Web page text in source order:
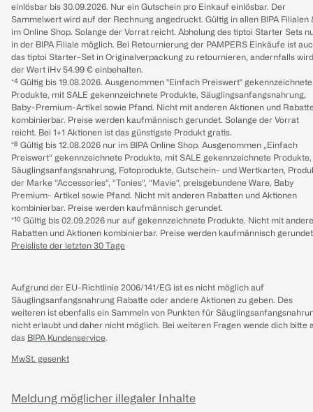
einlösbar bis 30.09.2026. Nur ein Gutschein pro Einkauf einlösbar. Der
Sammelwert wird auf der Rechnung angedruckt. Gültig in allen BIPA Filialen
im Online Shop. Solange der Vorrat reicht. Abholung des tiptoi Starter Sets
in der BIPA Filiale möglich. Bei Retournierung der PAMPERS Einkäufe ist
das tiptoi Starter-Set in Originalverpackung zu retournieren, andernfalls wird
der Wert iHv 54.99 € einbehalten.
*⁴ Gültig bis 19.08.2026. Ausgenommen "Einfach Preiswert" gekennzeichnete
Produkte, mit SALE gekennzeichnete Produkte, Säuglingsanfangsnahrung,
Baby-Premium-Artikel sowie Pfand. Nicht mit anderen Aktionen und
kombinierbar. Preise werden kaufmännisch gerundet. Solange der Vorrat
reicht. Bei 1+1 Aktionen ist das günstigste Produkt gratis.
*⁸ Gültig bis 12.08.2026 nur im BIPA Online Shop. Ausgenommen „Einfach
Preiswert“ gekennzeichnete Produkte, mit SALE gekennzeichnete Produkte,
Säuglingsanfangsnahrung, Fotoprodukte, Gutschein- und Wertkarten,
der Marke “Accessories“, “Tonies“, “Mavie“, preisgebundene Ware, Baby
Premium- Artikel sowie Pfand. Nicht mit anderen Rabatten und Aktionen
kombinierbar. Preise werden kaufmännisch gerundet.
*¹⁰ Gültig bis 02.09.2026 nur auf gekennzeichnete Produkte. Nicht mit
Rabatten und Aktionen kombinierbar. Preise werden kaufmännisch
Preisliste der letzten 30 Tage
Aufgrund der EU-Richtlinie 2006/141/EG ist es nicht möglich auf
Säuglingsanfangsnahrung Rabatte oder andere Aktionen zu geben. Des
weiteren ist ebenfalls ein Sammeln von Punkten für
nicht erlaubt und daher nicht möglich. Bei weiteren Fragen wende dich bitte
das BIPA Kundenservice.
MwSt. gesenkt
Meldung möglicher illegaler Inhalte